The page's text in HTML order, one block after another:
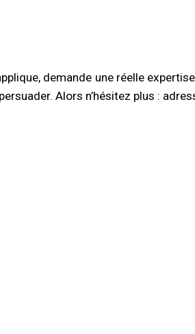
demande une réelle
Alors n’hésitez plus :